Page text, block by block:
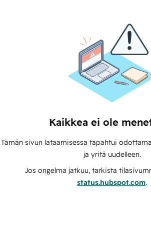
Kaikkea ei ole
Tämän sivun lataamisessa tapahtui
ja yritä uudelleen.
Jos ongelma jatkuu, tarkista
status.hubspot.com.